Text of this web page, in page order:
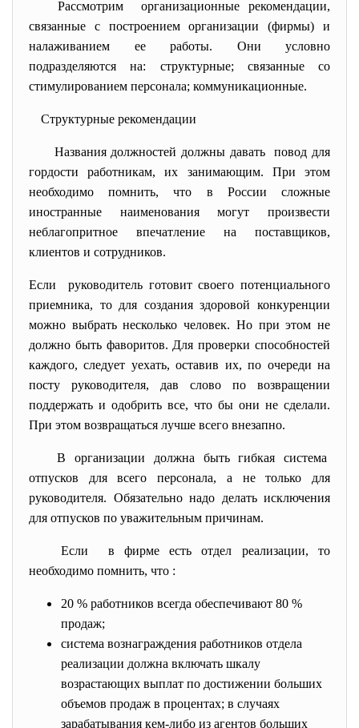
Рассмотрим организационные рекомендации,
связанные с построением организации (фирмы) и
налаживанием ее работы. Они условно
подразделяются на: структурные; связанные со
стимулированием персонала; коммуникационные.
Структурные рекомендации
Названия должностей должны давать повод для
гордости работникам, их занимающим. При этом
необходимо помнить, что в России сложные
иностранные наименования могут произвести
неблагопритное впечатление на поставщиков,
клиентов и сотрудников.
Если руководитель готовит своего потенциального
приемника, то для создания здоровой конкуренции
можно выбрать несколько человек. Но при этом не
должно быть фаворитов. Для проверки способностей
каждого, следует уехать, оставив их, по очереди на
посту руководителя, дав слово по возвращении
поддержать и одобрить все, что бы они не сделали.
При этом возвращаться лучше всего внезапно.
В организации должна быть гибкая система
отпусков для всего персонала, а не только для
руководителя. Обязательно надо делать исключения
для отпусков по уважительным причинам.
Если в фирме есть отдел реализации, то
необходимо помнить, что :
20 % работников всегда обеспечивают 80 %
продаж;
система вознаграждения работников отдела
реализации должна включать шкалу
возрастающих выплат по достижении больших
объемов продаж в процентах; в случаях
зарабатывания кем-либо из агентов больших